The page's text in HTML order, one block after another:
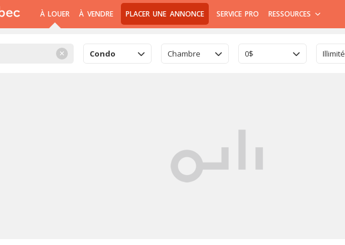
À LOUER À VENDRE PLACER UNE ANNONCE SERVICE PRO RESSOURCES
✕ Condo Chambre 0$ Illimité